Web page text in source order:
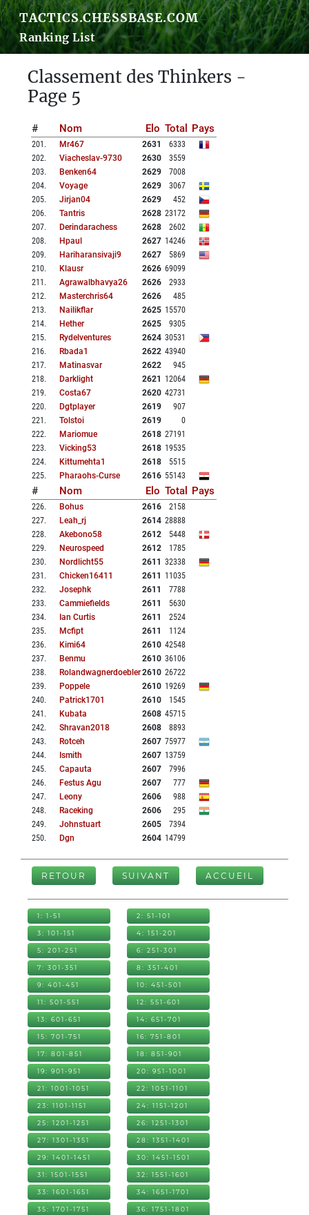
TACTICS.CHESSBASE.COM
Ranking List
Classement des Thinkers -
Page 5
# Nom Elo Total Pays
201 . Mr467 2631
6333
202. Viacheslav-9730 2630
3559
203. Benken64 2629
7008
204. Voyage 2629
3067
205. Jirjan04 2629
452
206. Tantris 2628 23172
207. Derindarachess 2628
2602
208. Hpaul 2627 14246
209. Hariharansivaji9 2627
5869
210. Klausr 2626 69099
211 . Agrawalbhavya26 2626
2933
212. Masterchris64 2626
485
213. Nailikflar 2625 15570
214. Hether 2625
9305
215. Rydelventures 2624 30531
216. Rbada1 2622 43940
217. Matinasvar 2622
945
218. Darklight 2621
12064
219. Costa67 2620 42731
220. Dgtplayer 2619
907
221 . Tolstoi 2619
0
222. Mariomue 2618 27191
223. Vicking53 2618 19535
224. Kittumehta1 2618
5515
225. Pharaohs-Curse 2616 55143
# Nom Elo Total Pays
226. Bohus 2616
2158
227. Leah_rj 2614 28888
228. Akebono58 2612
5448
229. Neurospeed 2612
1785
230. Nordlicht55 2611 32338
231 . Chicken16411 2611
11035
232. Josephk 2611
7788
233. Cammiefields 2611
5630
234. Ian Curtis 2611
2524
235. Mcfipt 2611
1124
236. Kimi64 2610 42548
237. Benmu 2610 36106
238. Rolandwagnerdoebler2610 26722
239. Poppele 2610 19269
240. Patrick1701 2610
1545
241 . Kubata 2608 45715
242. Shravan2018 2608
8893
243. Rotceh 2607 75977
244. Ismith 2607 13759
245. Capauta 2607
7996
246. Festus Agu 2607
777
247. Leony 2606
988
248. Raceking 2606
295
249. Johnstuart 2605
7394
250. Dgn 2604 14799
RETOUR SUIVANT ACCUEIL
1: 1-51 2: 51-101
3: 101-151 4: 151-201
5: 201-251 6: 251-301
7: 301-351 8: 351-401
9: 401-451 10: 451-501
11: 501-551 12: 551-601
13: 601-651 14: 651-701
15: 701-751 16: 751-801
17: 801-851 18: 851-901
19: 901-951 20: 951-1001
21: 1001-1051 22: 1051-1101
23: 1101-1151 24: 1151-1201
25: 1201-1251 26: 1251-1301
27: 1301-1351 28: 1351-1401
29: 1401-1451 30: 1451-1501
31: 1501-1551 32: 1551-1601
33: 1601-1651 34: 1651-1701
35: 1701-1751 36: 1751-1801